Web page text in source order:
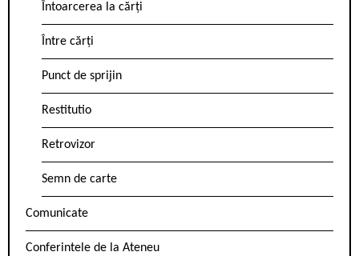
Întoarcerea la cărți
Între cărți
Punct de sprijin
Restitutio
Retrovizor
Semn de carte
Comunicate
Conferintele de la Ateneu